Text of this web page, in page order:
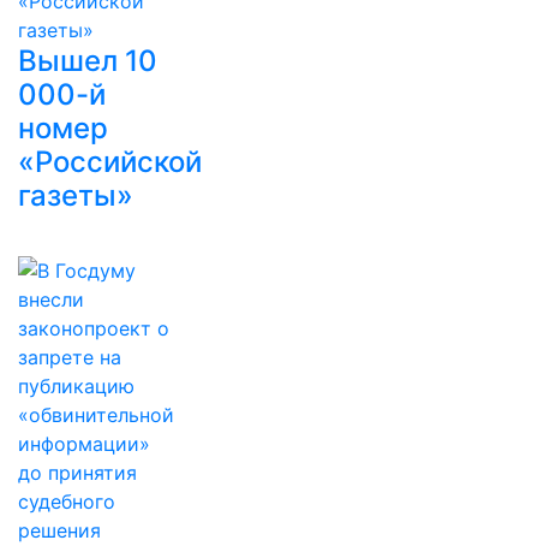
Вышел 10
000-й
номер
«Российской
газеты»